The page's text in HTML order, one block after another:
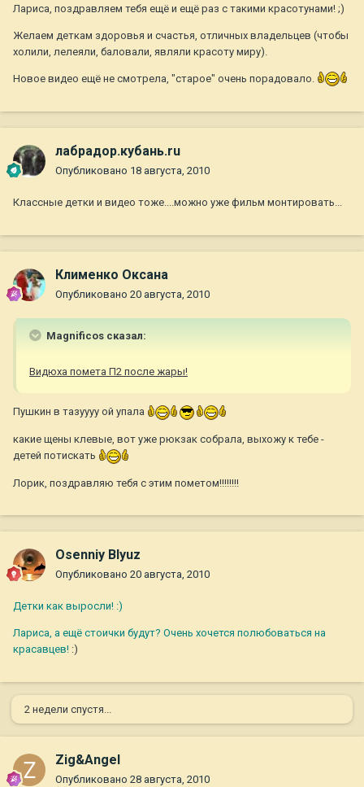
Лариса, поздравляем тебя ещё и ещё раз с такими красотунами! ;)
Желаем деткам здоровья и счастья, отличных владельцев (чтобы
холили, лелеяли, баловали, являли красоту миру).
Новое видео ещё не смотрела, "старое" очень порадовало.
лабрадор.кубань.ru
Опубликовано 18 августа, 2010
Классные детки и видео тоже....можно уже фильм монтировать...
Клименко Оксана
Опубликовано 20 августа, 2010
Magnificos сказал:
Видюха помета П2 после жары!
Пушкин в тазуууу ой упала
какие щены клевые, вот уже рюкзак собрала, выхожу к тебе -
детей потискать
Лорик, поздравляю тебя с этим пометом!!!!!!!!
Osenniy Blyuz
Опубликовано 20 августа, 2010
Детки как выросли! :)
Лариса, а ещё стоички будут? Очень хочется полюбоваться на
красавцев! :)
2 недели спустя...
Zig&Angel
Опубликовано 28 августа, 2010